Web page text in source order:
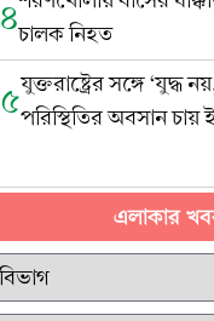
৪চালক নিহত
৫যুক্তরাষ্ট্রের সঙ্গে ‘যুদ্ধ
পরিস্থিতির অবসান চায়
এলাকার